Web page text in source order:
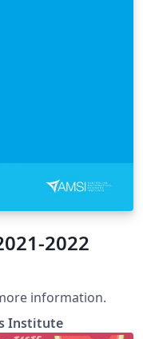
2022
information.
Institute